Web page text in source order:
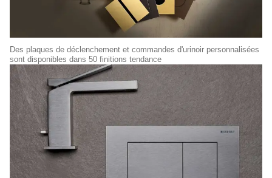
Des plaques de déclenchement et commandes d'urinoir personnalisées
sont disponibles dans 50 finitions tendance